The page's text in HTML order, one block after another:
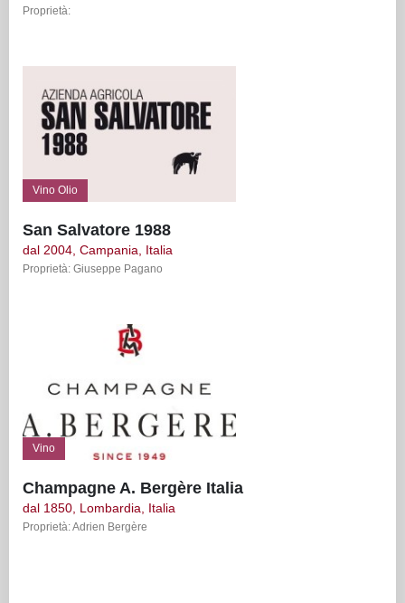
Proprietà:
Vino Olio
San Salvatore 1988
dal 2004, Campania, Italia
Proprietà: Giuseppe Pagano
Vino
Champagne A. Bergère Italia
dal 1850, Lombardia, Italia
Proprietà: Adrien Bergère